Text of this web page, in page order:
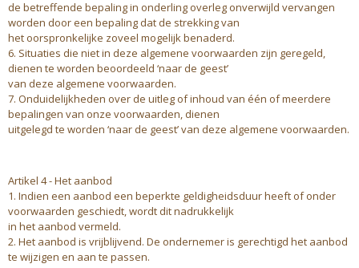
de betreffende bepaling in onderling overleg onverwijld vervangen
worden door een bepaling dat de strekking van
het oorspronkelijke zoveel mogelijk benaderd.
6. Situaties die niet in deze algemene voorwaarden zijn geregeld,
dienen te worden beoordeeld ‘naar de geest’
van deze algemene voorwaarden.
7. Onduidelijkheden over de uitleg of inhoud van één of meerdere
bepalingen van onze voorwaarden, dienen
uitgelegd te worden ‘naar de geest’ van deze algemene voorwaarden.
Artikel 4 - Het aanbod
1. Indien een aanbod een beperkte geldigheidsduur heeft of onder
voorwaarden geschiedt, wordt dit nadrukkelijk
in het aanbod vermeld.
2. Het aanbod is vrijblijvend. De ondernemer is gerechtigd het aanbod
te wijzigen en aan te passen.